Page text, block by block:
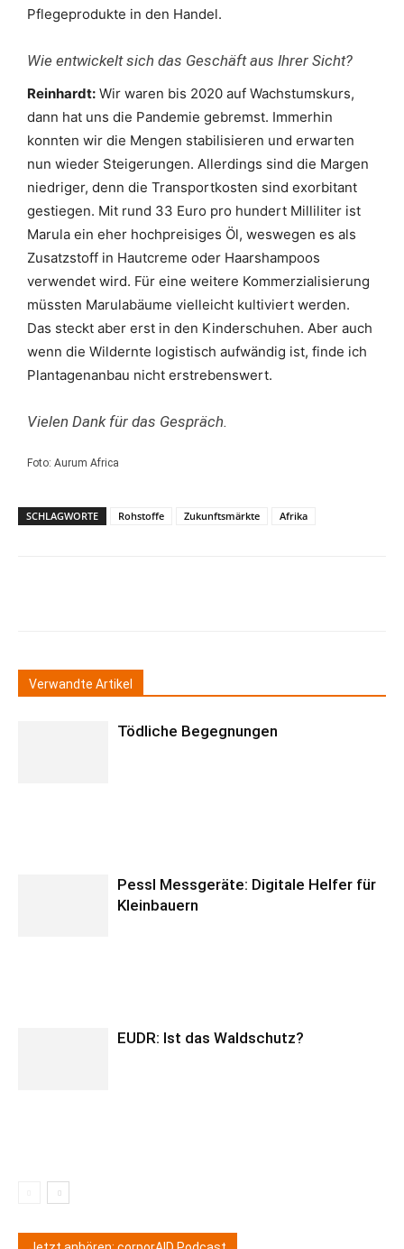
Pflegeprodukte in den Handel.
Wie entwickelt sich das Geschäft aus Ihrer Sicht?
Reinhardt: Wir waren bis 2020 auf Wachstumskurs,
dann hat uns die Pandemie gebremst. Immerhin
konnten wir die Mengen stabilisieren und erwarten
nun wieder Steigerungen. Allerdings sind die Margen
niedriger, denn die Transportkosten sind exorbitant
gestiegen. Mit rund 33 Euro pro hundert Milliliter ist
Marula ein eher hochpreisiges Öl, weswegen es als
Zusatzstoff in Hautcreme oder Haarshampoos
verwendet wird. Für eine weitere Kommerzialisierung
müssten Marulabäume vielleicht kultiviert werden.
Das steckt aber erst in den Kinderschuhen. Aber auch
wenn die Wildernte logistisch aufwändig ist, finde ich
Plantagenanbau nicht erstrebenswert.
Vielen Dank für das Gespräch.
Foto: Aurum Africa
SCHLAGWORTE Rohstoffe Zukunftsmärkte Afrika
Verwandte Artikel
Tödliche Begegnungen
Pessl Messgeräte: Digitale Helfer für
Kleinbauern
EUDR: Ist das Waldschutz?